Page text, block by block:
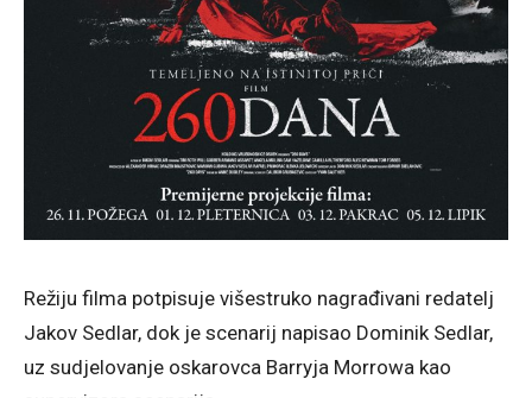
Režiju filma potpisuje višestruko nagrađivani redatelj
Jakov Sedlar, dok je scenarij napisao Dominik Sedlar,
uz sudjelovanje oskarovca Barryja Morrowa kao